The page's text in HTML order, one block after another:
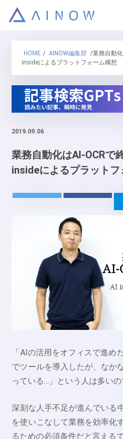
HOME / AINOW編集部 /業務自動
insideによるプラットフォーム構想
2019.09.06
業務自動化はAI-OCRで
insideによるプラットフ
「AIの活用をオフィスで進め
でツールを導入したが、なか
っている…」という人は多いの
深刻な人手不足が進んでいる
を使いこなして業務を効率化
るための必須条件だと言える